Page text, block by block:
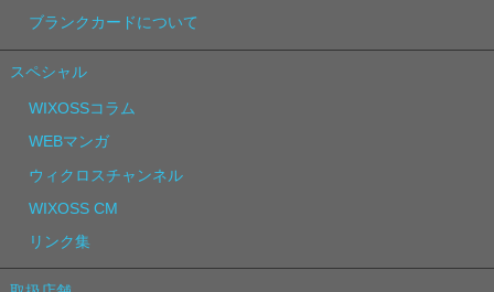
ブランクカードについて
スペシャル
WIXOSSコラム
WEBマンガ
ウィクロスチャンネル
WIXOSS CM
リンク集